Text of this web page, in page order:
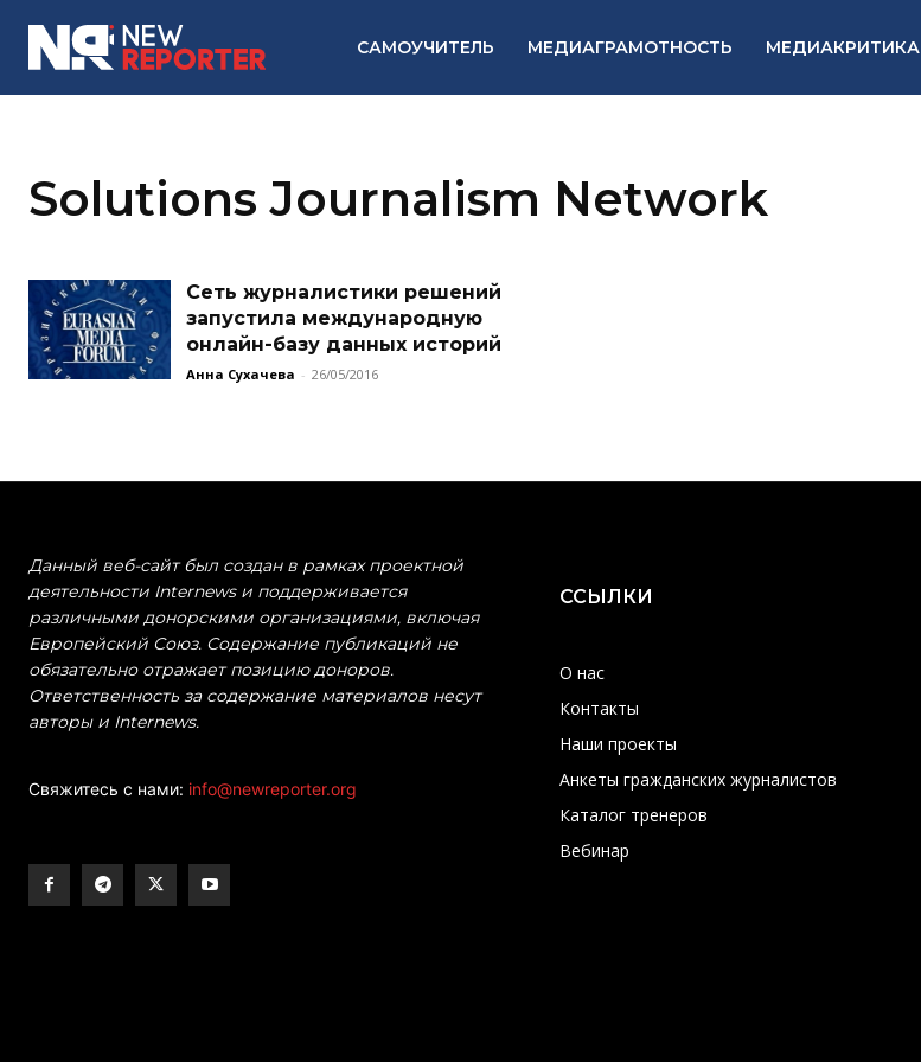
САМОУЧИТЕЛЬ МЕДИАГРАМОТНОСТЬ МЕДИАКРИТИКА
Solutions Journalism Network
Сеть журналистики решений
запустила международную
онлайн-базу данных историй
Анна Сухачева - 26/05/2016
Данный веб-сайт был создан в рамках проектной
деятельности Internews и поддерживается
различными донорскими организациями, включая
Европейский Союз. Содержание публикаций не
обязательно отражает позицию доноров.
Ответственность за содержание материалов несут
авторы и Internews.
Свяжитесь с нами: info@newreporter.org
ССЫЛКИ
О нас
Контакты
Наши проекты
Анкеты гражданских журналистов
Каталог тренеров
Вебинар